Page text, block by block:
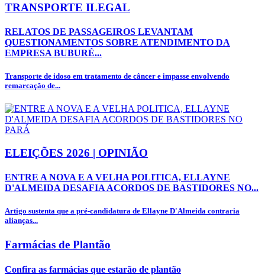
TRANSPORTE ILEGAL
RELATOS DE PASSAGEIROS LEVANTAM
QUESTIONAMENTOS SOBRE ATENDIMENTO DA
EMPRESA BUBURÉ...
Transporte de idoso em tratamento de câncer e impasse envolvendo
remarcação de...
ELEIÇÕES 2026 | OPINIÃO
ENTRE A NOVA E A VELHA POLITICA, ELLAYNE
D'ALMEIDA DESAFIA ACORDOS DE BASTIDORES NO...
Artigo sustenta que a pré-candidatura de Ellayne D'Almeida contraria
alianças...
Farmácias de Plantão
Confira as farmácias que estarão de plantão